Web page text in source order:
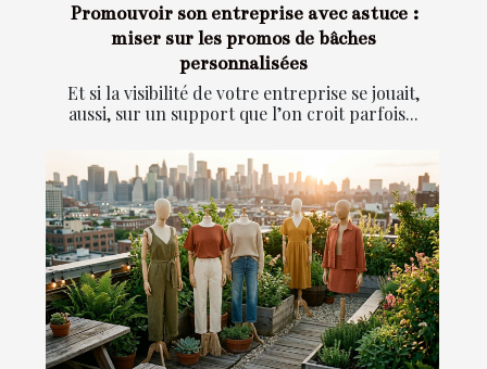
Promouvoir son entreprise avec astuce :
miser sur les promos de bâches
personnalisées
Et si la visibilité de votre entreprise se jouait,
aussi, sur un support que l’on croit parfois...